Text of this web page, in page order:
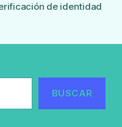
de identidad
BUSCAR